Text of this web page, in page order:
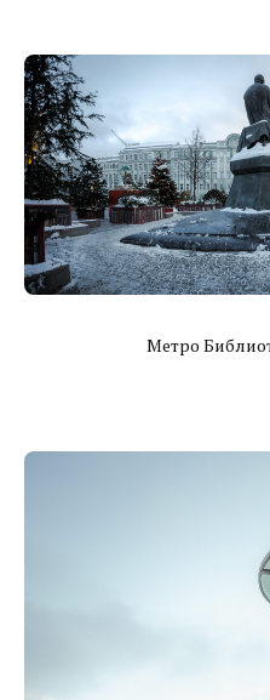
Метро